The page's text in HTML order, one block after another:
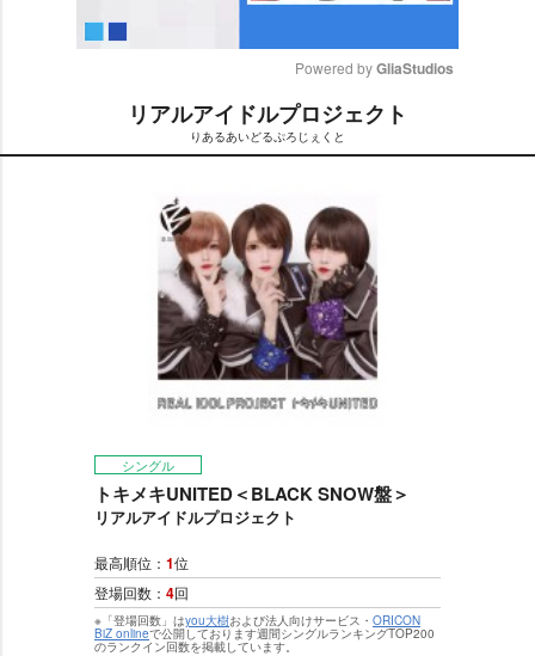
M
t
Powered by GliaStudios
リアルアイドルプロジェクト
りあるあいどるぷろじぇくと
シングル
トキメキUNITED＜BLACK SNOW盤＞
リアルアイドルプロジェクト
最高順位： 1位
登場回数： 4回
※「登場回数」はyou大樹および法人向けサービス・ ORICON
BiZ onlineで公開しております週間シングルランキングTOP200
のランクイン回数を掲載しています。